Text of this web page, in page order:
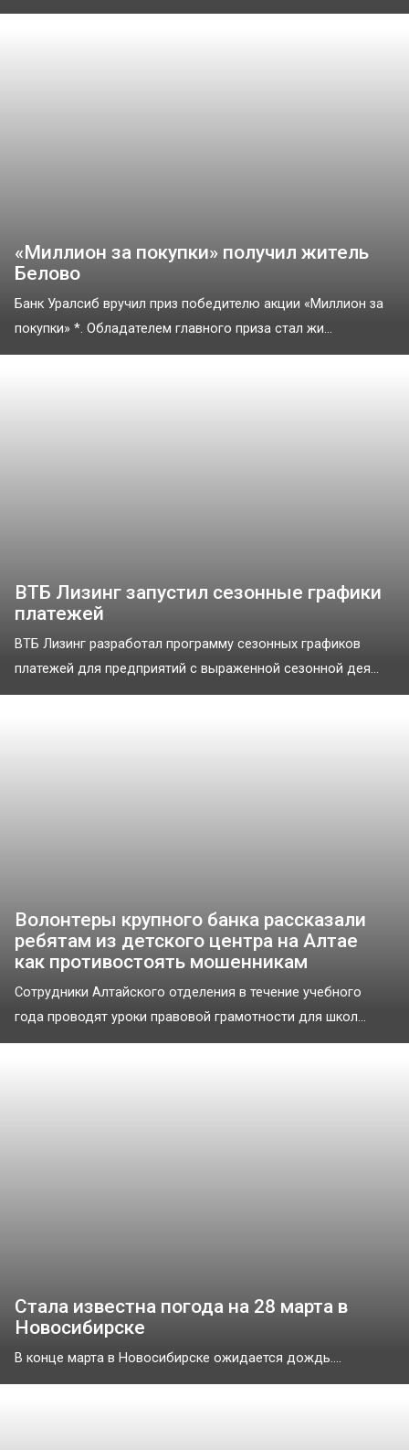
«Миллион за покупки» получил житель
Белово
Банк Уралсиб вручил приз победителю акции «Миллион за
покупки» *. Обладателем главного приза стал жи...
ВТБ Лизинг запустил сезонные графики
платежей
ВТБ Лизинг разработал программу сезонных графиков
платежей для предприятий с выраженной сезонной дея...
Волонтеры крупного банка рассказали
ребятам из детского центра на Алтае
как противостоять мошенникам
Сотрудники Алтайского отделения в течение учебного
года проводят уроки правовой грамотности для школ...
Стала известна погода на 28 марта в
Новосибирске
В конце марта в Новосибирске ожидается дождь....